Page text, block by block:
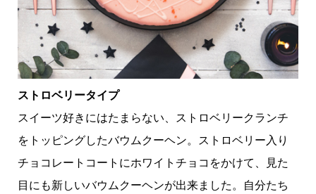
ストロベリータイプ
スイーツ好きにはたまらない、ストロベリークランチ
をトッピングしたバウムクーヘン。ストロベリー入り
チョコレートコートにホワイトチョコをかけて、見た
目にも新しいバウムクーヘンが出来ました。自分たち